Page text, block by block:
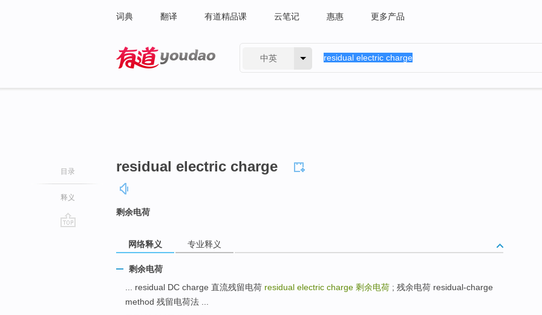
词典 翻译 有道精品课 云笔记 惠惠 更多产品
中英
目录
释义
residual electric charge
剩余电荷
网络释义 专业释义
剩余电荷
... residual DC charge 直流残留电荷 residual electric charge 剩余电荷 ; 残余电荷 residual-charge
method 残留电荷法 ...